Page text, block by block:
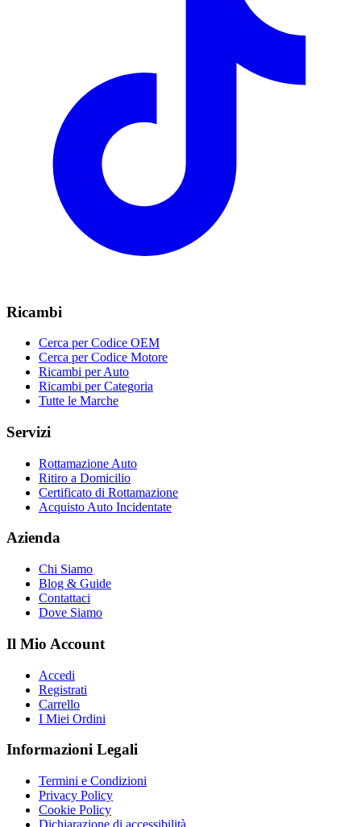
Ricambi
Cerca per Codice OEM
Cerca per Codice Motore
Ricambi per Auto
Ricambi per Categoria
Tutte le Marche
Servizi
Rottamazione Auto
Ritiro a Domicilio
Certificato di Rottamazione
Acquisto Auto Incidentate
Azienda
Chi Siamo
Blog & Guide
Contattaci
Dove Siamo
Il Mio Account
Accedi
Registrati
Carrello
I Miei Ordini
Informazioni Legali
Termini e Condizioni
Privacy Policy
Cookie Policy
Dichiarazione di accessibilità